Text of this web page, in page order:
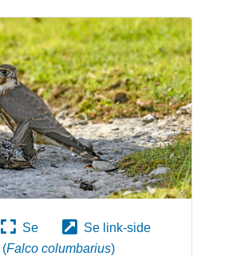
Se
Se link-side
(Falco columbarius)